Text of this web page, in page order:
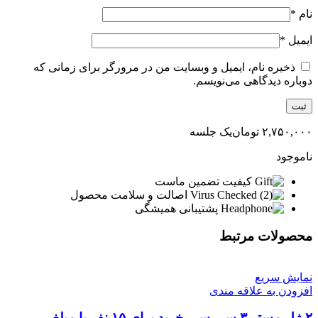
نام *
ایمیل *
ذخیره نام، ایمیل و وبسایت من در مرورگر برای زمانی که
دوباره دیدگاهی می‌نویسم.
۲,۷۵۰,۰۰۰ تومانیک جلسه
ناموجود
کیفیت تضمین ماست
اصالت و سلامت محصول
پشتیبانی همیشگی
محصولات مرتبط
نمایش سریع
افزودن به علاقه مندی